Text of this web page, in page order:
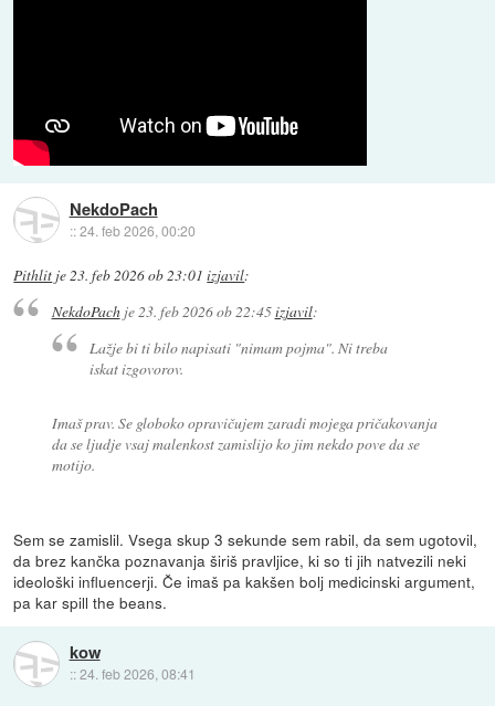
NekdoPach
::24. feb 2026, 00:20
Pithlit je23. feb 2026 ob 23:01 izjavil:
NekdoPachje23. feb 2026 ob 22:45izjavil:
Lažje bi ti bilo napisati "nimam pojma". Ni treba
iskat izgovorov.
Imaš prav. Se globoko opravičujem zaradi mojega pričakovanja
da se ljudje vsaj malenkost zamislijo ko jim nekdo pove da se
motijo.
Sem se zamislil. Vsega skup 3 sekunde sem rabil, da sem ugotovil,
da brez kančka poznavanja širiš pravljice, ki so ti jih natvezili neki
ideološki influencerji. Če imaš pa kakšen bolj medicinski argument,
pa kar spill the beans.
kow
::24. feb 2026, 08:41